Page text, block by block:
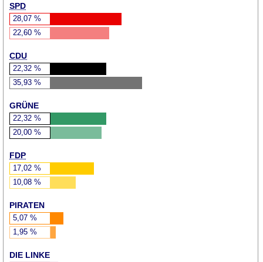
SPD
28,07 %
22,60 %
CDU
22,32 %
35,93 %
GRÜNE
22,32 %
20,00 %
FDP
17,02 %
10,08 %
PIRATEN
5,07 %
1,95 %
DIE LINKE